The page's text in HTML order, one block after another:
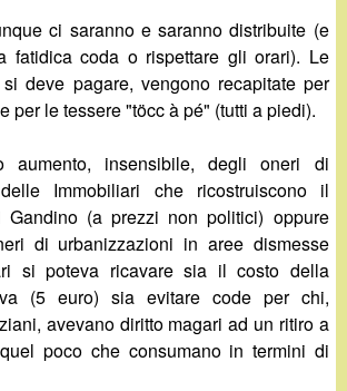
ci saranno e saranno distribuite (e
fatidica coda o rispettare gli orari). Le
deve pagare, vengono recapitate per
per le tessere "töcc à pé" (tutti a piedi).
aumento, insensibile, degli oneri di
Immobiliari che ricostruiscono il
Gandino (a prezzi non politici) oppure
di urbanizzazioni in aree dismesse
si poteva ricavare sia il costo della
(5 euro) sia evitare code per chi,
avevano diritto magari ad un ritiro a
poco che consumano in termini di